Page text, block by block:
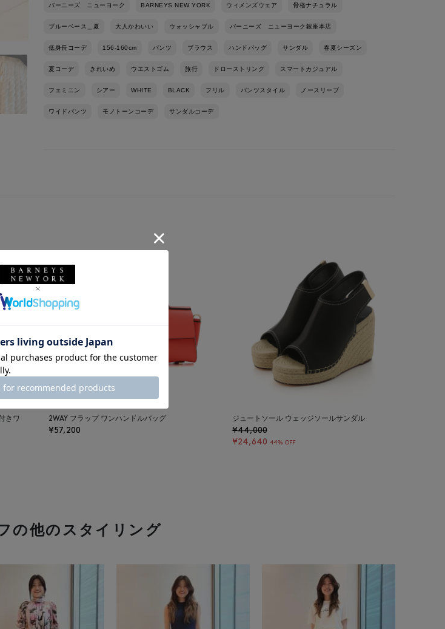
バーニーズ ニューヨーク BARNEYS NEW YORK ウィメンズウェア 骨格ナチュラル
ブルーベース＿夏 大人かわいい ウォッシャブル バーニーズ ニューヨーク銀座本店
低身長コーデ 156-160cm パンツ ブラウス ハンドバッグ サンダル 春夏シーズン
夏コーデ きれいめ ウエストゴム 旅行 ドローストリング スマートカジュアル
フェミニン シアー WHITE BLACK フリル パンツスタイル ノースリーブ
ワイドパンツ モノトーンコーデ サンダルコーデ
きワ
2WAY フラップ ワンハンドルバッグ
¥57,200
ジュートソール ウェッジソールサンダル
¥44,000
¥24,640 44% OFF
の他のスタイリング